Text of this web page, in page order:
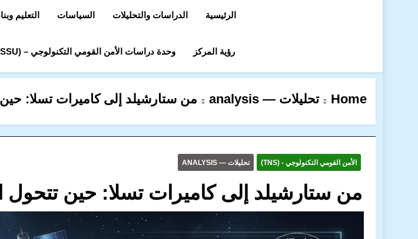
الرئيسية الدراسات والتحليلات السياسات التعليم
رؤية المركز وحدة دراسات الأمن القومي التكنولوجي – (TNSSU)
Home تحليلات — analysis من ستارشيلد إلى كاميرات تسلا: حين
الأمن القومي التكنولوجي - (TNS) تحليلات — ANALYSIS
من ستارشيلد إلى كاميرات تسلا: حين تتحول